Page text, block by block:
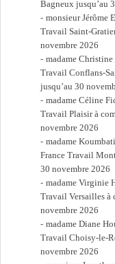
Bagneux jusqu’au
monsieur Jérôme
Travail Saint-
novembre 2026
madame Christine
Travail Conflans-
jusqu’au 30
madame Céline
Travail Plaisir à
novembre 2026
madame
France Travail
30 novembre 2026
madame Virginie
Travail Versailles à
novembre 2026
madame Diane
Travail Choisy-le-
novembre 2026